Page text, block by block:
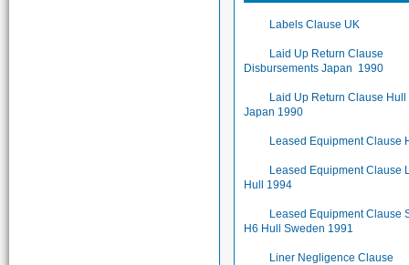
Labels Clause UK
Laid Up Return Clause
Disbursements Japan 1990
Laid Up Return Clause Hull
Japan 1990
Leased Equipment Clause
Leased Equipment Clause
Hull 1994
Leased Equipment Clause
H6 Hull Sweden 1991
Liner Negligence Clause